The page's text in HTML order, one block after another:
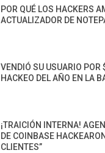
POR QUÉ LOS HACKERS
ACTUALIZADOR DE
VENDIÓ SU USUARIO POR
HACKEO DEL AÑO EN LA
¡TRAICIÓN INTERNA!
DE COINBASE
CLIENTES”